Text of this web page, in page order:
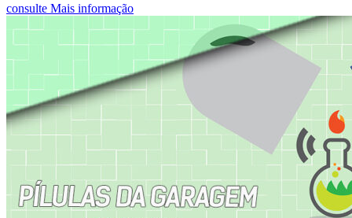
consulte Mais informação